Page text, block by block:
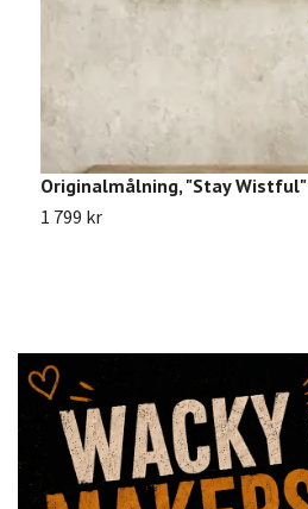
Originalmålning, "Stay Wistful"
1 799 kr